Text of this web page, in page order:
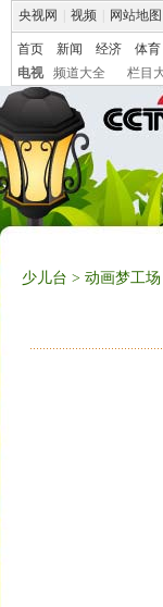
央视网 视频 网站地图
首页 新闻 经济 体育
电视
频道大全 栏目
少儿台 > 动画梦工场